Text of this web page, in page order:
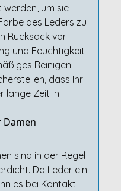
um sie
des Leders zu
Rucksack vor
und Feuchtigkeit
Reinigen
dass Ihr
lange Zeit in
Damen
sind in der Regel
Da Leder ein
es bei Kontakt